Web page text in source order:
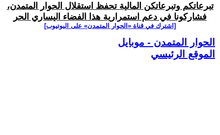
تبرعاتكم وتبرعاتكن المالية تحفظ استقلال الحوار المتمدن،
فشاركونا في دعم استمرارية هذا الفضاء اليساري الحر
[اشترك في قناة ‫«الحوار المتمدن» على اليوتيوب]
الحوار المتمدن - موبايل
الموقع الرئيسي